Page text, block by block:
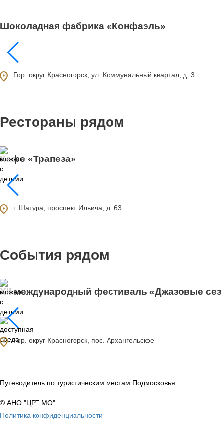
Шоколадная фабрика «Конфаэль»
Гор. округ Красногорск, ул. Коммунальный квартал, д. 3
Рестораны рядом
Кафе «Трапеза»
г. Шатура, проспект Ильича, д. 63
События рядом
XII международный фестиваль «Джазовые
Гор. округ Красногорск, пос. Архангельское
Путеводитель по туристическим местам Подмосковья
© АНО "ЦРТ МО"
Политика конфиденциальности